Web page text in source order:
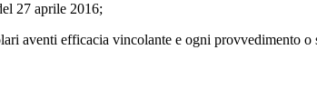
27 aprile 2016;
aventi efficacia vincolante e ogni provvedimento o